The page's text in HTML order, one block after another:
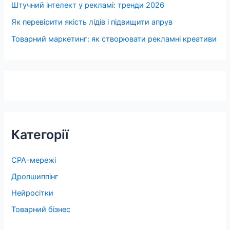
Штучний інтелект у рекламі: тренди 2026
Як перевірити якість лідів і підвищити апрув
Товарний маркетинг: як створювати рекламні креативи
Категорії
CPA-мережі
Дропшиппінг
Нейросітки
Товарний бізнес